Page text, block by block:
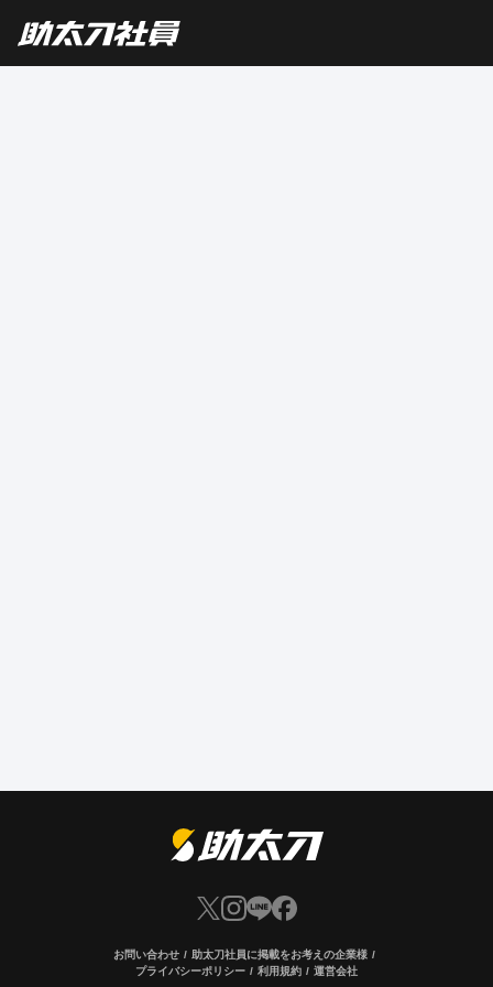
お問い合わせ
助太刀社員に掲載をお考えの企業様
プライバシーポリシー
利用規約 運営会社